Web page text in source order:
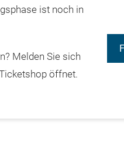
ist noch in
Melden Sie sich
öffnet.